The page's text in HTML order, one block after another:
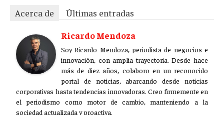
Acerca de
Últimas entradas
Ricardo Mendoza
Soy Ricardo Mendoza, periodista de negocios e
innovación, con amplia trayectoria. Desde hace
más de diez años, colaboro en un reconocido
portal de noticias, abarcando desde noticias
corporativas hasta tendencias innovadoras. Creo firmemente en
el periodismo como motor de cambio, manteniendo a la
sociedad actualizada y proactiva.